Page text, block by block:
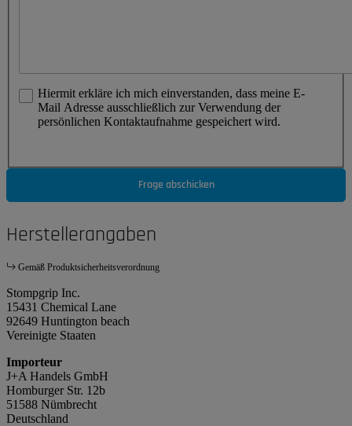
Hiermit erkläre ich mich einverstanden, dass meine E-
Mail Adresse ausschließlich zur Verwendung der
persönlichen Kontaktaufnahme gespeichert wird.
Frage abschicken
Herstellerangaben
Gemäß Produktsicherheitsverordnung
Stompgrip Inc.
15431 Chemical Lane
92649 Huntington beach
Vereinigte Staaten
Importeur
J+A Handels GmbH
Homburger Str. 12b
51588 Nümbrecht
Deutschland